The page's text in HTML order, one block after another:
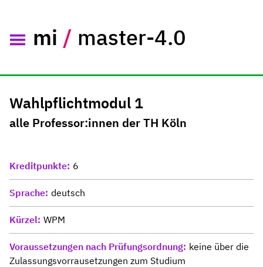
mi / master-4.0
Wahlpflichtmodul 1
alle Professor:innen der TH Köln
Kreditpunkte 6
Sprache deutsch
Kürzel WPM
Voraussetzungen nach Prüfungsordnung keine über die
Zulassungsvorrausetzungen zum Studium